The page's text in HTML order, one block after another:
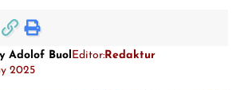
Adolof BuolEditor:Redaktur
2025